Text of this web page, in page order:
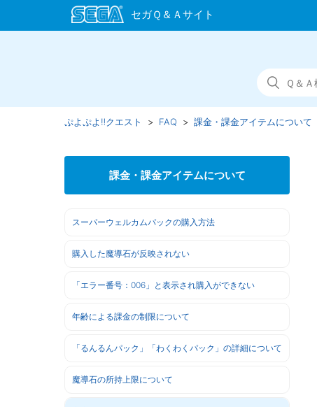
ぷよぷよ‼クエスト FAQ 課金・課金アイテムについて
課金・課金アイテムについて
スーパーウェルカムパックの購入方法
購入した魔導石が反映されない
「エラー番号：006」と表示され購入ができない
年齢による課金の制限について
「るんるんパック」「わくわくパック」の詳細について
魔導石の所持上限について